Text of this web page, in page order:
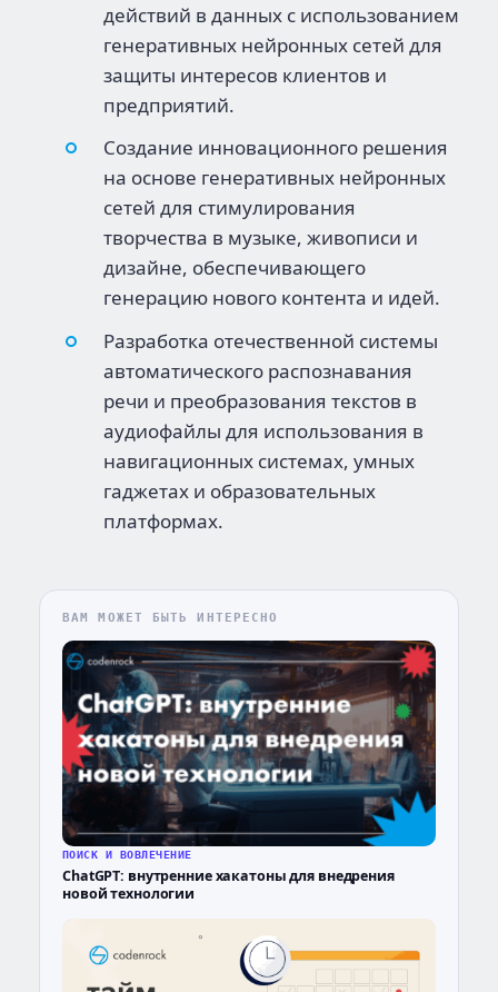
действий в данных с использованием
генеративных нейронных сетей для
защиты интересов клиентов и
предприятий.
Создание инновационного решения
на основе генеративных нейронных
сетей для стимулирования
творчества в музыке, живописи и
дизайне, обеспечивающего
генерацию нового контента и идей.
Разработка отечественной системы
автоматического распознавания
речи и преобразования текстов в
аудиофайлы для использования в
навигационных системах, умных
гаджетах и образовательных
платформах.
ВАМ МОЖЕТ БЫТЬ ИНТЕРЕСНО
ПОИСК И ВОВЛЕЧЕНИЕ
ChatGPT: внутренние хакатоны для внедрения
новой технологии